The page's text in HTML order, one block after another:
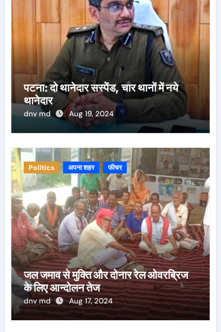
पटना: दो थानेदार सस्पेंड, चार थानों में नये
थानेदार
dnv md Aug 19, 2024
Politics अपना शहर फीचर
जल जमाव से मुक्ति और दोनार रेल ओवरब्रिज
के लिए आन्दोलन तेज
dnv md Aug 17, 2024